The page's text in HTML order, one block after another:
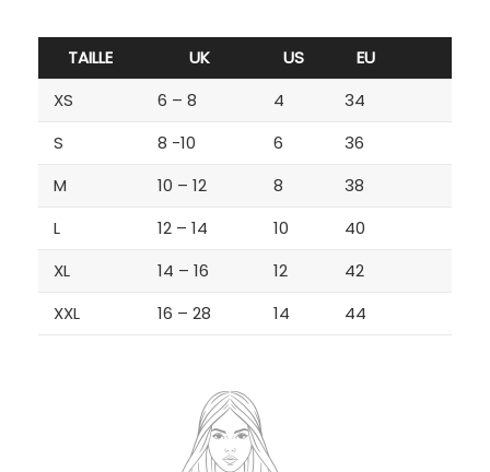
TAILLE UK US
EU
XS
6 – 8 4
34
S
8 -10 6
36
M
10 – 12 8
38
L
12 – 14 10
40
XL
14 – 16 12
42
XXL
16 – 28 14 44